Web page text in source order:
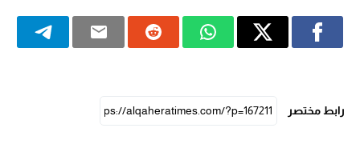
رابط مختصر